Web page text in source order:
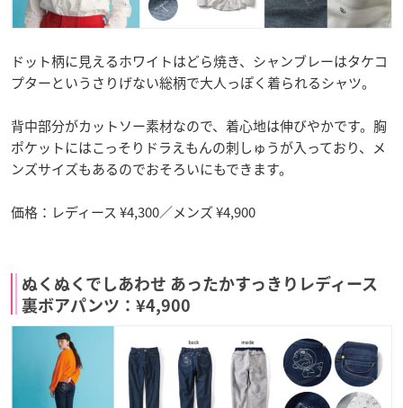
ドット柄に見えるホワイトはどら焼き、シャンブレーはタケコ
プターというさりげない総柄で大人っぽく着られるシャツ。
背中部分がカットソー素材なので、着心地は伸びやかです。胸
ポケットにはこっそりドラえもんの刺しゅうが入っており、メ
ンズサイズもあるのでおそろいにもできます。
価格：レディース ¥4,300／メンズ ¥4,900
ぬくぬくでしあわせ あったかすっきりレディース
裏ボアパンツ：¥4,900